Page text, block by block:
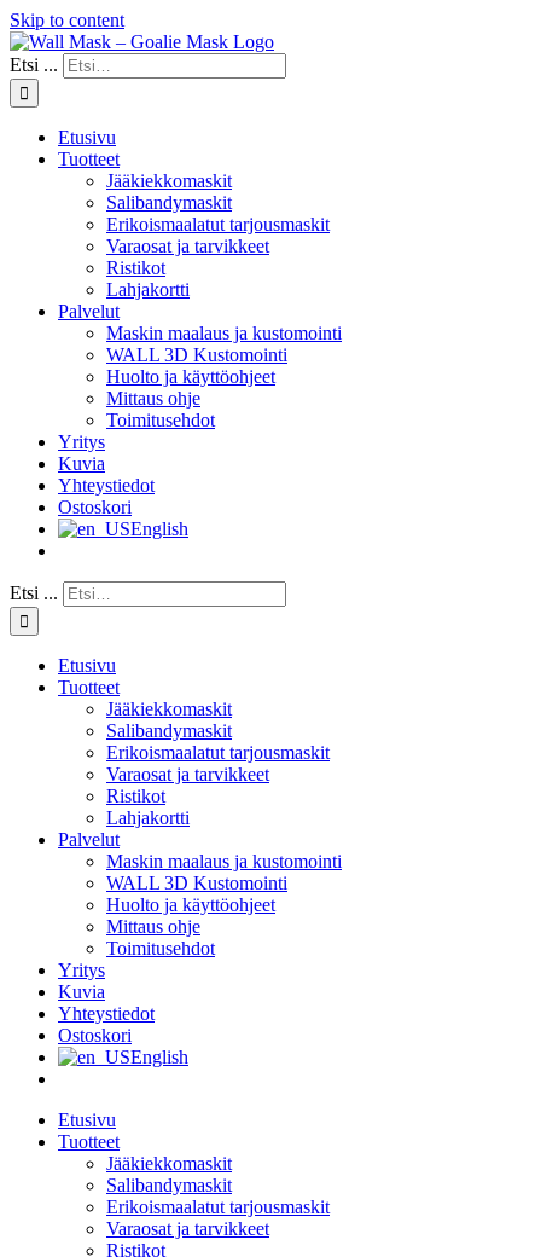
Skip to content
Etsi ...
Etusivu
Tuotteet
Jääkiekkomaskit
Salibandymaskit
Erikoismaalatut tarjousmaskit
Varaosat ja tarvikkeet
Ristikot
Lahjakortti
Palvelut
Maskin maalaus ja kustomointi
WALL 3D Kustomointi
Huolto ja käyttöohjeet
Mittaus ohje
Toimitusehdot
Yritys
Kuvia
Yhteystiedot
Ostoskori
English
Etsi ...
Etusivu
Tuotteet
Jääkiekkomaskit
Salibandymaskit
Erikoismaalatut tarjousmaskit
Varaosat ja tarvikkeet
Ristikot
Lahjakortti
Palvelut
Maskin maalaus ja kustomointi
WALL 3D Kustomointi
Huolto ja käyttöohjeet
Mittaus ohje
Toimitusehdot
Yritys
Kuvia
Yhteystiedot
Ostoskori
English
Etusivu
Tuotteet
Jääkiekkomaskit
Salibandymaskit
Erikoismaalatut tarjousmaskit
Varaosat ja tarvikkeet
Ristikot